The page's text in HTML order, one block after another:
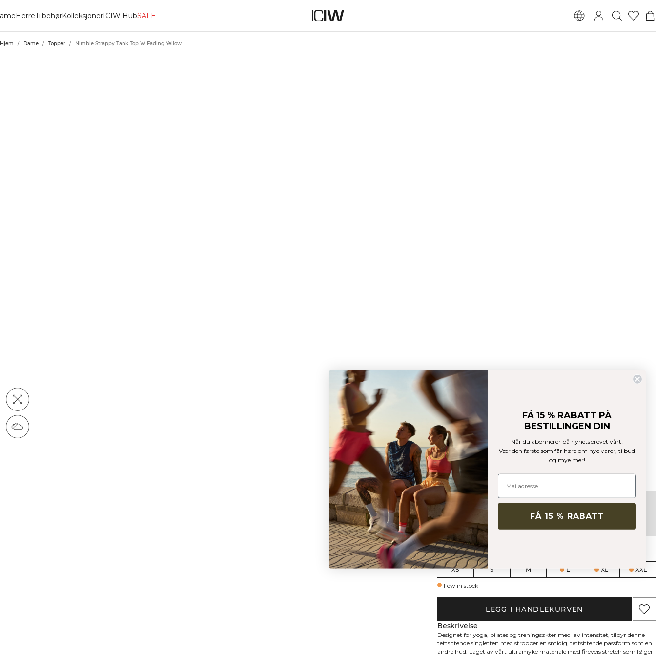
HerreTilbehørKolleksjonerICIW HubSALE
Hjem / Dame / Topper / Nimble Strappy Tank Top W Fading Yellow
Nimble Strappy Tank Top W Fading Yellow
Nimble Collection
319 NOK (-20%)
Tettsittende singlet med stropper
Farge:
Størrelse
XS S M L XL XXL
Few in stock
LEGG I HANDLEKURVEN
Beskrivelse
Designet for yoga, pilates og treningsøkter med lav intensitet, tilbyr denne
tettsittende singletten med stropper en smidig, tettsittende passform som en
andre hud. Laget av vårt ultramyke materiale med fireveis stretch som følger
FÅ 15 % RABATT PÅ
BESTILLINGEN DIN
Når du abonnerer på nyhetsbrevet vårt!
Vær den første som får høre om nye varer, tilbud
og mye mer!
FÅ 15 % RABATT